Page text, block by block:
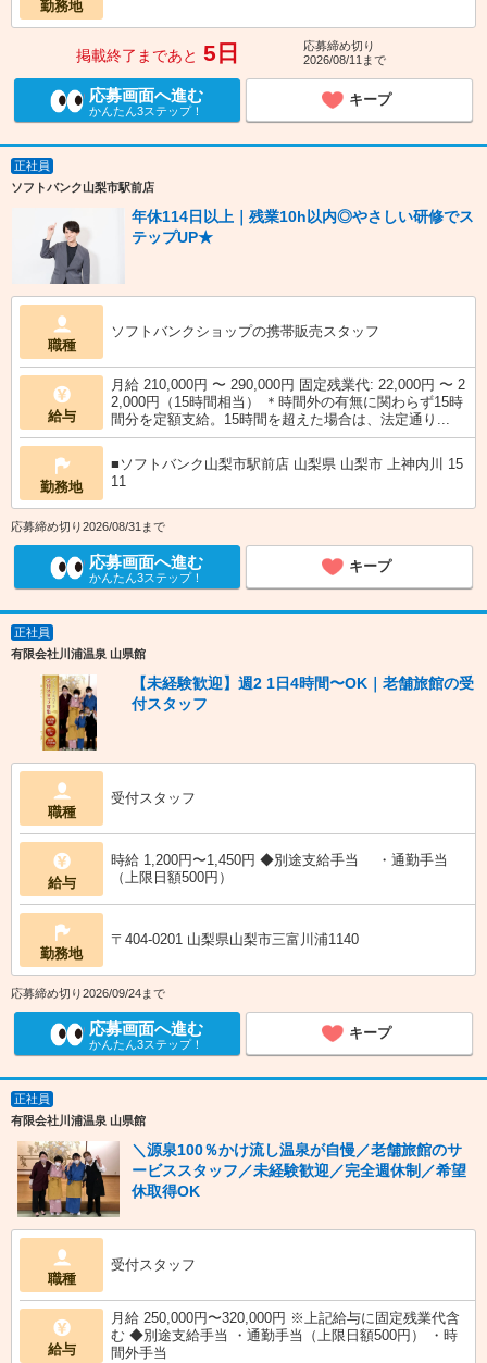
勤務地
掲載終了まであと 5日
応募締め切り
2026/08/11まで
応募画面へ進む
かんたん3ステップ！
キープ
正社員
ソフトバンク山梨市駅前店
年休114日以上｜残業10h以内◎やさしい研修でス
テップUP★
職種
ソフトバンクショップの携帯販売スタッフ
給与
月給 210,000円 〜 290,000円 固定残業代: 22,000円 〜 2
2,000円（15時間相当） ＊時間外の有無に関わらず15時
間分を定額支給。15時間を超えた場合は、法定通り...
勤務地
■ソフトバンク山梨市駅前店 山梨県 山梨市 上神内川 15
11
応募締め切り2026/08/31まで
応募画面へ進む
かんたん3ステップ！
キープ
正社員
有限会社川浦温泉 山県館
【未経験歓迎】週2 1日4時間〜OK｜老舗旅館の受
付スタッフ
職種
受付スタッフ
給与
時給 1,200円〜1,450円 ◆別途支給手当 ・通勤手当
（上限日額500円）
勤務地
〒404-0201 山梨県山梨市三富川浦1140
応募締め切り2026/09/24まで
応募画面へ進む
かんたん3ステップ！
キープ
正社員
有限会社川浦温泉 山県館
＼源泉100％かけ流し温泉が自慢／老舗旅館のサ
ービススタッフ／未経験歓迎／完全週休制／希望
休取得OK
職種
受付スタッフ
給与
月給 250,000円〜320,000円 ※上記給与に固定残業代含
む ◆別途支給手当 ・通勤手当（上限日額500円） ・時
間外手当